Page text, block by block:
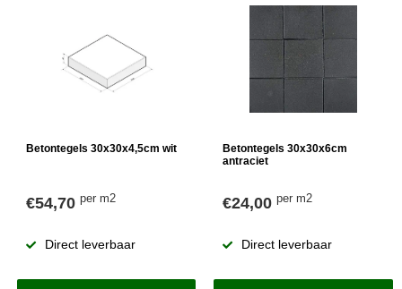
Betontegels 30x30x4,5cm wit
€54,70 per m2
Direct leverbaar
Betontegels 30x30x6cm
antraciet
€24,00per m2
Direct leverbaar